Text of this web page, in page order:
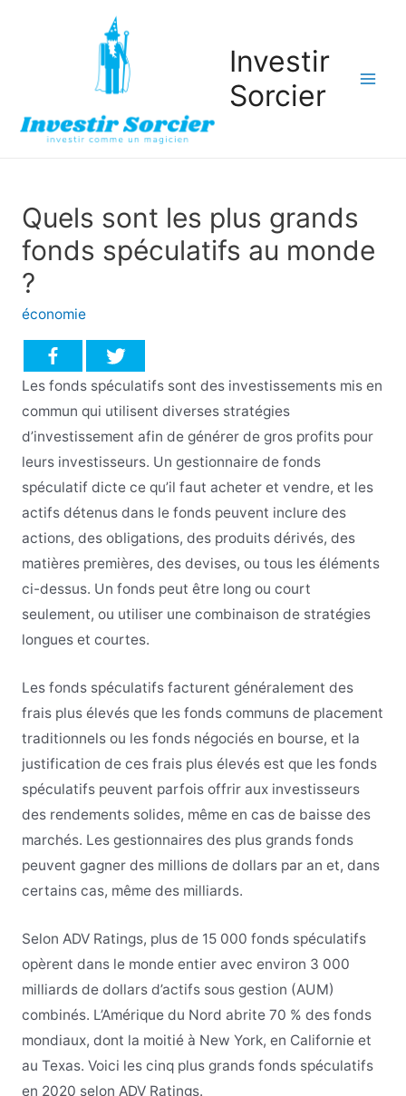
Investir
Sorcier
Quels sont les plus grands
fonds spéculatifs au monde
?
économie
Les fonds spéculatifs sont des investissements mis en
commun qui utilisent diverses stratégies
d’investissement afin de générer de gros profits pour
leurs investisseurs. Un gestionnaire de fonds
spéculatif dicte ce qu’il faut acheter et vendre, et les
actifs détenus dans le fonds peuvent inclure des
actions, des obligations, des produits dérivés, des
matières premières, des devises, ou tous les éléments
ci-dessus. Un fonds peut être long ou court
seulement, ou utiliser une combinaison de stratégies
longues et courtes.
Les fonds spéculatifs facturent généralement des
frais plus élevés que les fonds communs de placement
traditionnels ou les fonds négociés en bourse, et la
justification de ces frais plus élevés est que les fonds
spéculatifs peuvent parfois offrir aux investisseurs
des rendements solides, même en cas de baisse des
marchés. Les gestionnaires des plus grands fonds
peuvent gagner des millions de dollars par an et, dans
certains cas, même des milliards.
Selon ADV Ratings, plus de 15 000 fonds spéculatifs
opèrent dans le monde entier avec environ 3 000
milliards de dollars d’actifs sous gestion (AUM)
combinés. L’Amérique du Nord abrite 70 % des fonds
mondiaux, dont la moitié à New York, en Californie et
au Texas. Voici les cinq plus grands fonds spéculatifs
en 2020 selon ADV Ratings.